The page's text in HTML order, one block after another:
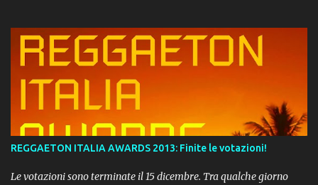
REGGAETON ITALIA AWARDS 2013: Finite le votazioni!
Le votazioni sono terminate il 15 dicembre. Tra qualche giorno